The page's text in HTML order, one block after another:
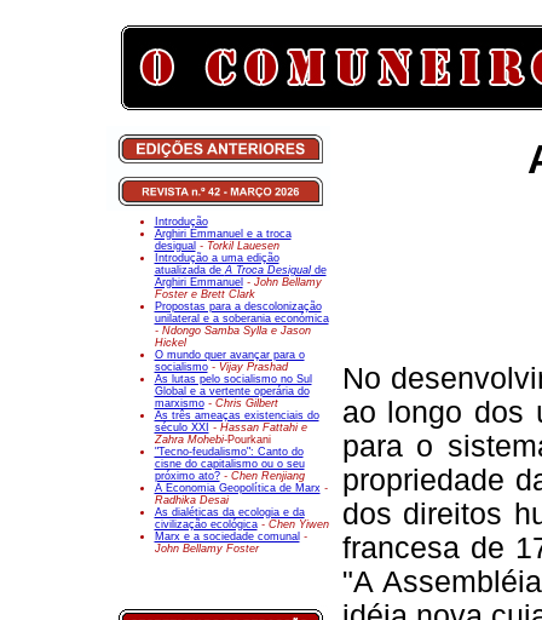
Introdução
Arghiri Emmanuel e a troca
desigual - Torkil Lauesen
Introdução a uma edição
atualizada deA Troca Desigualde
Arghiri Emmanuel - John Bellamy
Foster e Brett Clark
Propostas para a descolonização
unilateral e a soberania económica
- Ndongo Samba Sylla e Jason
Hickel
O mundo quer avançar para o
socialismo- Vijay Prashad
As lutas pelo socialismo no Sul
Global e a vertente operária do
marxismo- Chris Gilbert
As três ameaças existenciais do
século XXI - Hassan Fattahi e
Zahra Mohebi-Pourkani
"Tecno-feudalismo": Canto do
cisne do capitalismo ou o seu
próximo ato? - Chen Renjiang
A Economia Geopolítica de Marx-
Radhika Desai
As dialéticas da ecologia e da
civilização ecológica - Chen Yiwen
Marx e a sociedade comunal -
John Bellamy Foster
No
ao longo dos
para o
propriedade
dos direitos
francesa de
"A